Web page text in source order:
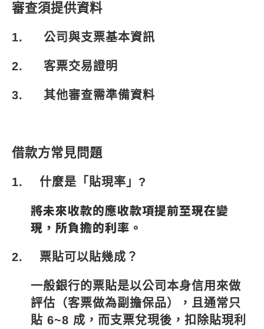
審查須提供資料
1. 公司與支票基本資訊
2. 客票交易證明
3. 其他審查需準備資料
借款方常見問題
1. 什麼是「貼現率」 ?
將未來收款的應收款項提前至現在變
現，所負擔的利率。
2. 票貼可以貼幾成？
一般銀行 的票貼是以公司本身信用來做
評估（客票做為副擔保品），且通常只
貼 6~8 成，而支票兌現後，扣除貼現利